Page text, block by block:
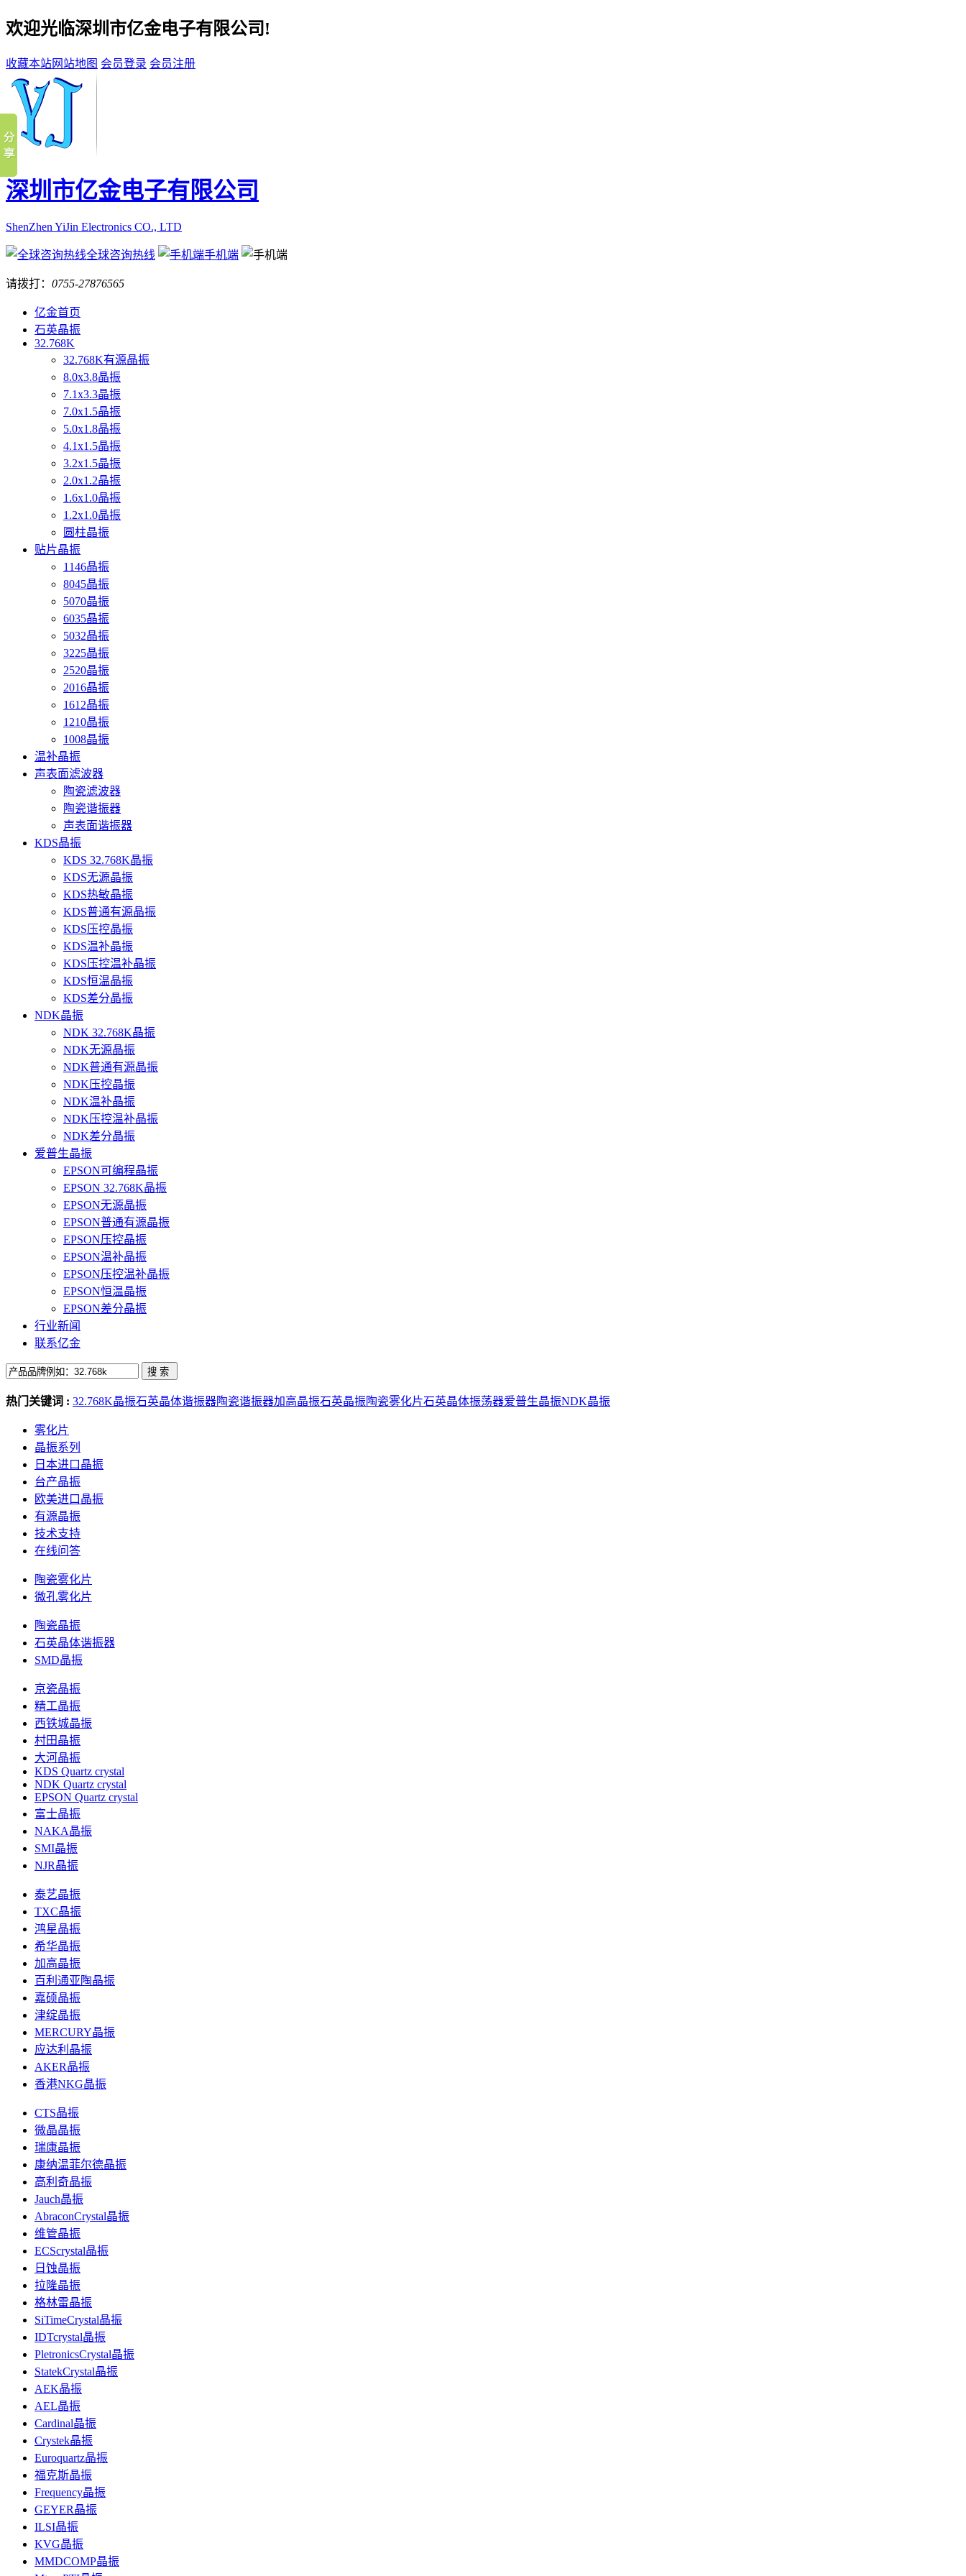
欢迎光临深圳市亿金电子有限公司!
收藏本站网站地图 会员登录 会员注册
深圳市亿金电子有限公司
ShenZhen YiJin Electronics CO., LTD
全球咨询热线 手机端
请拨打： 0755-27876565
亿金首页
石英晶振
32.768K
32.768K有源晶振
8.0x3.8晶振
7.1x3.3晶振
7.0x1.5晶振
5.0x1.8晶振
4.1x1.5晶振
3.2x1.5晶振
2.0x1.2晶振
1.6x1.0晶振
1.2x1.0晶振
圆柱晶振
贴片晶振
1146晶振
8045晶振
5070晶振
6035晶振
5032晶振
3225晶振
2520晶振
2016晶振
1612晶振
1210晶振
1008晶振
温补晶振
声表面滤波器
陶瓷滤波器
陶瓷谐振器
声表面谐振器
KDS晶振
KDS 32.768K晶振
KDS无源晶振
KDS热敏晶振
KDS普通有源晶振
KDS压控晶振
KDS温补晶振
KDS压控温补晶振
KDS恒温晶振
KDS差分晶振
NDK晶振
NDK 32.768K晶振
NDK无源晶振
NDK普通有源晶振
NDK压控晶振
NDK温补晶振
NDK压控温补晶振
NDK差分晶振
爱普生晶振
EPSON可编程晶振
EPSON 32.768K晶振
EPSON无源晶振
EPSON普通有源晶振
EPSON压控晶振
EPSON温补晶振
EPSON压控温补晶振
EPSON恒温晶振
EPSON差分晶振
行业新闻
联系亿金
热门关键词 : 32.768K晶振石英晶体谐振器陶瓷谐振器加高晶振石英晶振陶瓷雾化片石英晶体振荡器爱普生晶振NDK晶振
雾化片
晶振系列
日本进口晶振
台产晶振
欧美进口晶振
有源晶振
技术支持
在线问答
陶瓷雾化片
微孔雾化片
陶瓷晶振
石英晶体谐振器
SMD晶振
京瓷晶振
精工晶振
西铁城晶振
村田晶振
大河晶振
KDS Quartz crystal
NDK Quartz crystal
EPSON Quartz crystal
富士晶振
NAKA晶振
SMI晶振
NJR晶振
泰艺晶振
TXC晶振
鸿星晶振
希华晶振
加高晶振
百利通亚陶晶振
嘉硕晶振
津绽晶振
MERCURY晶振
应达利晶振
AKER晶振
香港NKG晶振
CTS晶振
微晶晶振
瑞康晶振
康纳温菲尔德晶振
高利奇晶振
Jauch晶振
AbraconCrystal晶振
维管晶振
ECScrystal晶振
日蚀晶振
拉隆晶振
格林雷晶振
SiTimeCrystal晶振
IDTcrystal晶振
PletronicsCrystal晶振
StatekCrystal晶振
AEK晶振
AEL晶振
Cardinal晶振
Crystek晶振
Euroquartz晶振
福克斯晶振
Frequency晶振
GEYER晶振
ILSI晶振
KVG晶振
MMDCOMP晶振